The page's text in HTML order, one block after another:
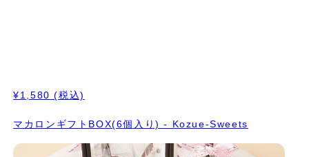
¥1,580 (税込)
マカロンギフトBOX(6個入り) - Kozue-Sweets